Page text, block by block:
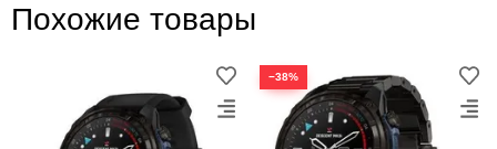
ДАЙВИНГ · КАРТЫ · ТРЕНИРОВКИ
Похожие товары
−38%